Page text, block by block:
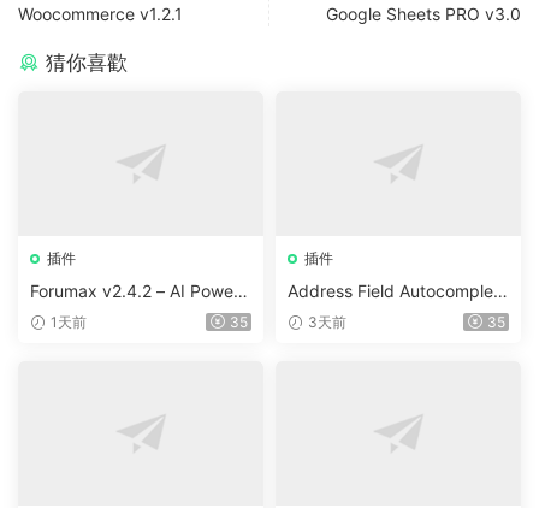
Woocommerce v1.2.1
Google Sheets PRO v3.0
猜你喜歡
插件
Forumax v2.4.2 – AI Powere
d Advanced Community For
1天前 35
插件
Address Field Autocomplete
For WooCommerce v1.3.2
3天前 35